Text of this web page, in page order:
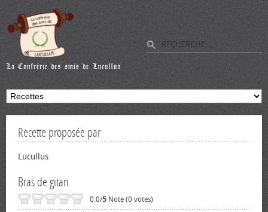
Recette proposée par
Lucullus
Bras de gitan
0.0/5 Note (0 votes)